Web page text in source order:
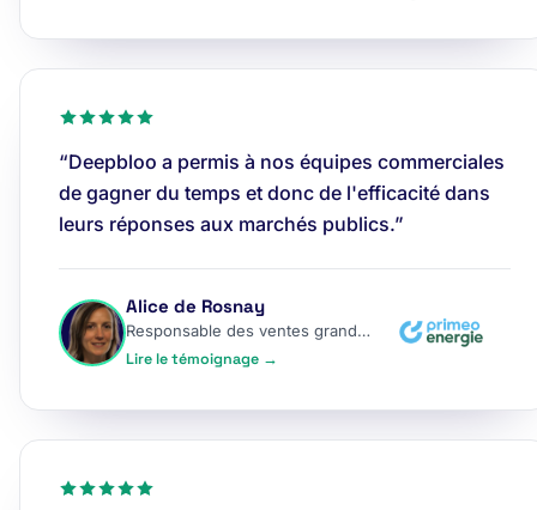
“Deepbloo a permis à nos équipes commerciales
de gagner du temps et donc de l'efficacité dans
leurs réponses aux marchés publics.”
Alice de Rosnay
Responsable des ventes grands comptes
Lire le témoignage →